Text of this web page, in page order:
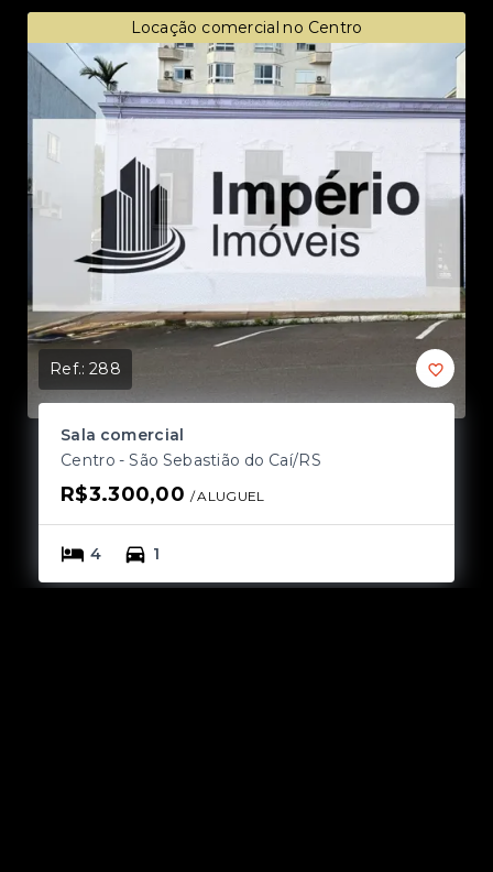
Locação comercial no Centro
Ref.:288
Sala comercial
Centro - São Sebastião do Caí/RS
R$3.300,00 / ALUGUEL
4 1